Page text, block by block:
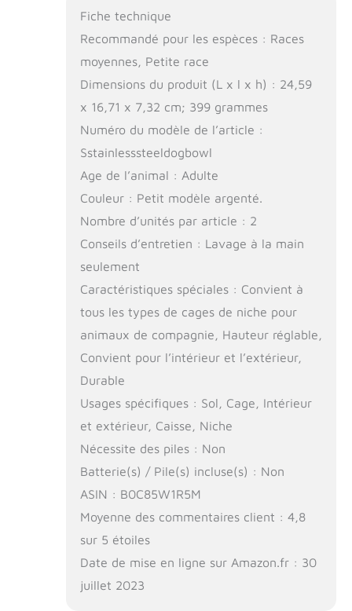
Fiche technique
Recommandé pour les espèces : Races
moyennes, Petite race
Dimensions du produit (L x l x h) : 24,59
x 16,71 x 7,32 cm; 399 grammes
Numéro du modèle de l’article :
Sstainlesssteeldogbowl
Age de l’animal : Adulte
Couleur : Petit modèle argenté.
Nombre d’unités par article : 2
Conseils d’entretien : Lavage à la main
seulement
Caractéristiques spéciales : Convient à
tous les types de cages de niche pour
animaux de compagnie, Hauteur réglable,
Convient pour l’intérieur et l’extérieur,
Durable
Usages spécifiques : Sol, Cage, Intérieur
et extérieur, Caisse, Niche
Nécessite des piles : Non
Batterie(s) / Pile(s) incluse(s) : Non
ASIN : B0C85W1R5M
Moyenne des commentaires client : 4,8
sur 5 étoiles
Date de mise en ligne sur Amazon.fr : 30
juillet 2023